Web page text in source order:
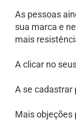
As pessoas
sua marca e
mais
A clicar no
A se cadastrar
Mais objeções